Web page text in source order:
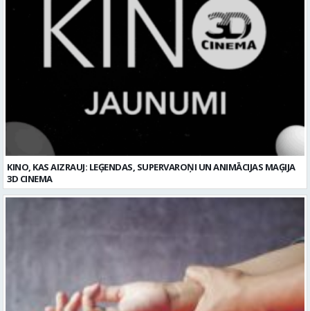
KINO, KAS AIZRAUJ: LEĢENDAS, SUPERVAROŅI UN ANIMĀCIJAS MAĢIJA
3D CINEMA